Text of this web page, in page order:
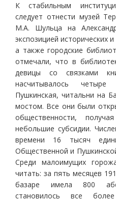
К стабильным
следует отнести музей
М.А. Шульца на
экспозицией исторических
а также городские
отмечали, что в
девицы со связками
насчитывалось четыре
Пушкинская, читальни на
мостом. Все они были
общественности,
небольшие субсидии.
времени 16 тысяч
Общественной и
Среди малоимущих
читать: за пять месяцев
базаре имела 800
становилось все